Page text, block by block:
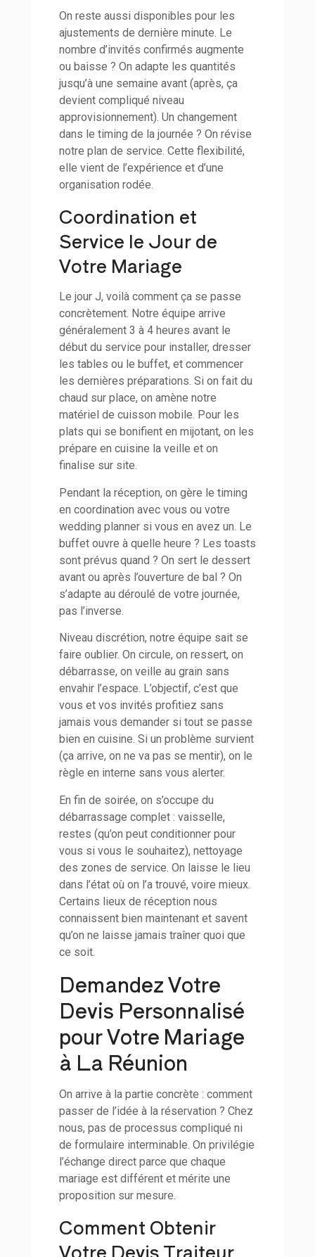
On reste aussi disponibles pour les
ajustements de dernière minute. Le
nombre d’invités confirmés augmente
ou baisse ? On adapte les quantités
jusqu’à une semaine avant (après, ça
devient compliqué niveau
approvisionnement). Un changement
dans le timing de la journée ? On révise
notre plan de service. Cette flexibilité,
elle vient de l’expérience et d’une
organisation rodée.
Coordination et
Service le Jour de
Votre Mariage
Le jour J, voilà comment ça se passe
concrètement. Notre équipe arrive
généralement 3 à 4 heures avant le
début du service pour installer, dresser
les tables ou le buffet, et commencer
les dernières préparations. Si on fait du
chaud sur place, on amène notre
matériel de cuisson mobile. Pour les
plats qui se bonifient en mijotant, on les
prépare en cuisine la veille et on
finalise sur site.
Pendant la réception, on gère le timing
en coordination avec vous ou votre
wedding planner si vous en avez un. Le
buffet ouvre à quelle heure ? Les toasts
sont prévus quand ? On sert le dessert
avant ou après l’ouverture de bal ? On
s’adapte au déroulé de votre journée,
pas l’inverse.
Niveau discrétion, notre équipe sait se
faire oublier. On circule, on ressert, on
débarrasse, on veille au grain sans
envahir l’espace. L’objectif, c’est que
vous et vos invités profitiez sans
jamais vous demander si tout se passe
bien en cuisine. Si un problème survient
(ça arrive, on ne va pas se mentir), on le
règle en interne sans vous alerter.
En fin de soirée, on s’occupe du
débarrassage complet : vaisselle,
restes (qu’on peut conditionner pour
vous si vous le souhaitez), nettoyage
des zones de service. On laisse le lieu
dans l’état où on l’a trouvé, voire mieux.
Certains lieux de réception nous
connaissent bien maintenant et savent
qu’on ne laisse jamais traîner quoi que
ce soit.
Demandez Votre
Devis Personnalisé
pour Votre Mariage
à La Réunion
On arrive à la partie concrète : comment
passer de l’idée à la réservation ? Chez
nous, pas de processus compliqué ni
de formulaire interminable. On privilégie
l’échange direct parce que chaque
mariage est différent et mérite une
proposition sur mesure.
Comment Obtenir
Votre Devis Traiteur